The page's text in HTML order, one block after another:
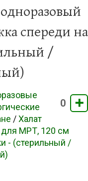
спереди на
/
0 ➕
/Халат
МРТ, 120 см
- (стерильный /